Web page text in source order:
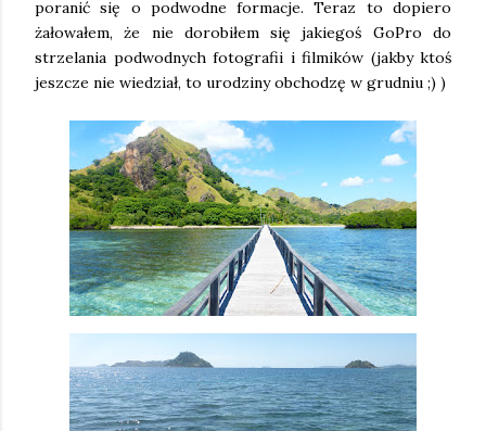
poranić się o podwodne formacje. Teraz to dopiero
żałowałem, że nie dorobiłem się jakiegoś GoPro do
strzelania podwodnych fotografii i filmików (jakby ktoś
jeszcze nie wiedział, to urodziny obchodzę w grudniu ;) )